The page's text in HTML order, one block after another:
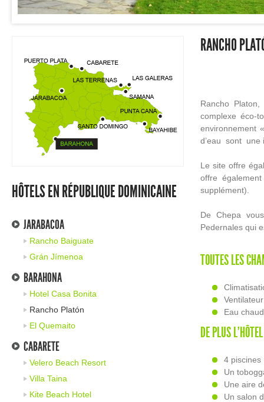
HÔTELS EN RÉPUBLIQUE DOMINICAINE
JARABACOA
Rancho Baiguate
Grán Jímenoa
BARAHONA
Hotel Casa Bonita
Rancho Platón
El Quemaito
CABARETE
Velero Beach Resort
Villa Taina
Kite Beach Hotel
RANCHO
Rancho
complexe éco-
environnement
d’eau sont une
Le site offre
offre
supplément).
De Chepa
Pedernales qui
TOUTES LES
Ventilateur
Eau
DE PLUS
4 piscines
Un
Une aire
Un salon